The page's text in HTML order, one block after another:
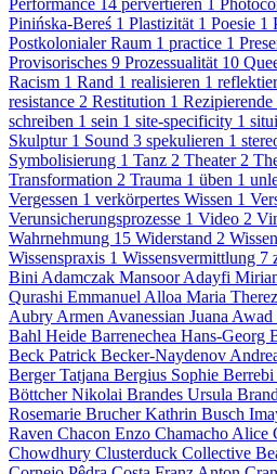
Pinińska-Bereś 1 Plastizität 1 Poesie 1
Postkolonialer Raum 1 practice 1
Provisorisches 9 Prozessualität 10
Racism 1 Rand 1 realisieren 1
resistance 2 Restitution 1 Rezipierende
schreiben 1 sein 1 site-specificity 1
Skulptur 1 Sound 3 spekulieren 1
Symbolisierung 1 Tanz 2 Theater 2
Transformation 2 Trauma 1 üben 1
Vergessen 1 verkörpertes Wissen 1
Verunsicherungsprozesse 1 Video 2
Wahrnehmung 15 Widerstand 2 Wissen
Wissenspraxis 1 Wissensvermittlung 7
Bini Adamczak Mansoor Adayfi
Qurashi Emmanuel Alloa Maria
Aubry Armen Avanessian Juana Awad
Bahl Heide Barrenechea Hans-Georg
Beck Patrick Becker-Naydenov
BergerTatjana Bergius Sophie Berrebi
BöttcherNikolai Brandes Ursula
Rosemarie BrucherKathrin Busch
Raven Chacon Enzo Chamacho Alice
Chowdhury Clusterduck Collective